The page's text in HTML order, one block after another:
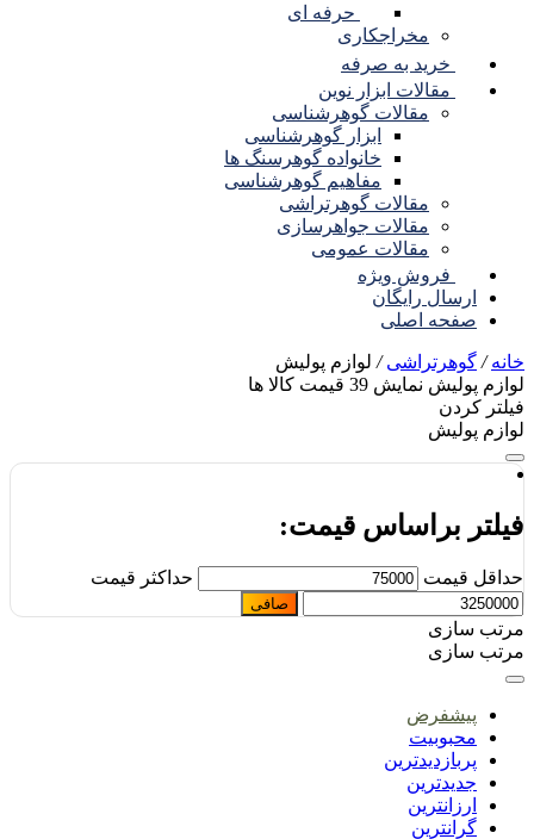
حرفه ای
مخراجکاری
خرید به صرفه
مقالات ابزار نوین
مقالات گوهرشناسی
ابزار گوهرشناسی
خانواده گوهرسنگ ها
مفاهیم گوهرشناسی
مقالات گوهرتراشی
مقالات جواهرسازی
مقالات عمومی
فروش ویژه
ارسال رایگان
صفحه اصلی
/گوهرتراشی/ لوازم پولیش
پولیشنمایش 39 قیمت کالا ها
کردن
پولیش
براساس قیمت:
قیمت حداكثر قيمت
صافی
سازی
سازی
پیشفرض
محبوبیت
پربازدیدترین
جدیدترین
ارزانترین
گرانترین